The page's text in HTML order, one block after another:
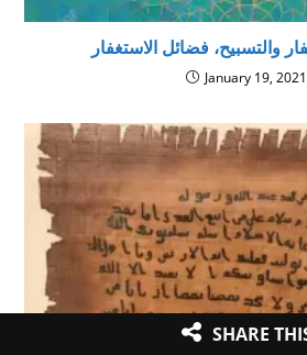
والتسبيح، فضائل الاستغفار
January 19, 2021
SHARE